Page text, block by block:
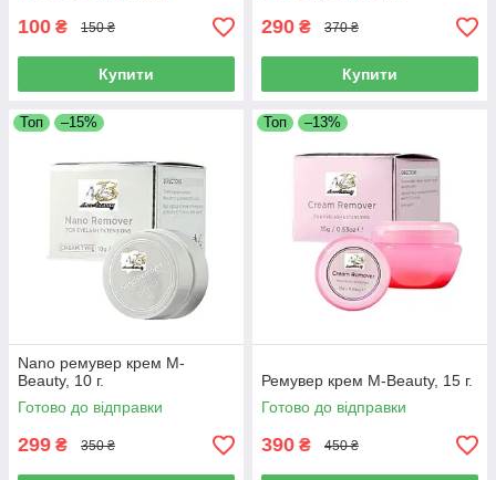
100 ₴ 150 ₴
Купити
290 ₴ 370 ₴
Купити
Топ –15%
Nano ремувер крем M-
Beauty, 10 г.
Готово до відправки
299 ₴ 350 ₴
Топ –13%
Ремувер крем M-Beauty, 15 г.
Готово до відправки
390 ₴ 450 ₴